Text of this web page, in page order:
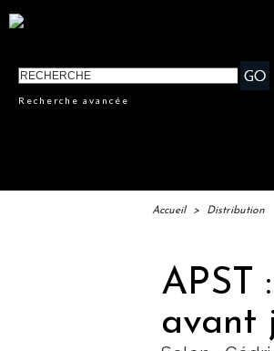
Recherche avancée
Accueil > Distribution
APST
avant